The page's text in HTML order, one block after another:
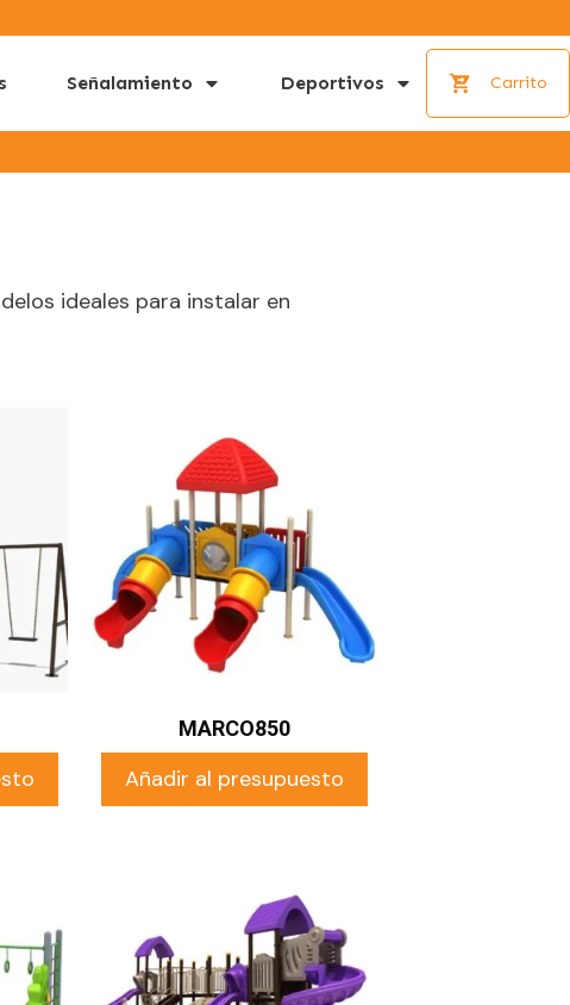
Señalamiento Deportivos Carrito
ideales para instalar en
MARCO850
Añadir al presupuesto